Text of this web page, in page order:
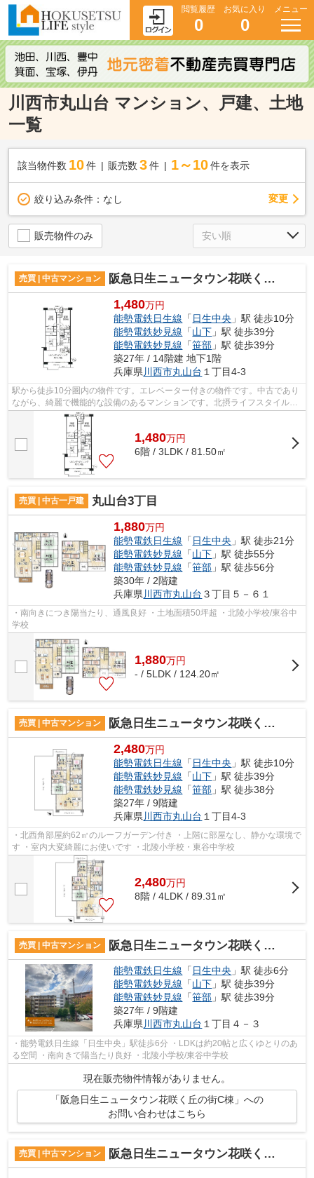
閲覧履歴
0
お気に入り
0
メニュー
川西市丸山台 マンション、戸建、土地
一覧
該当物件数 10件 販売数 3 件 1～10 件を表示
絞り込み条件： なし 変更
販売物件のみ
売買 | 中古マンション 阪急日生ニュータウン花咲く丘の街Ｂ棟
1,480万円
能勢電鉄日生線 「 日生中央 」駅 徒歩10分
能勢電鉄妙見線 「山下 」駅 徒歩39分
能勢電鉄妙見線 「笹部 」駅 徒歩39分
築27年 / 14階建 地下1階
兵庫県川西市丸山台 １丁目4-3
駅から徒歩10分圏内の物件です。エレベーター付きの物件です。中古であり
ながら、綺麗で機能的な設備のあるマンションです。北摂ライフスタイルは
信頼と実績を誇る不動産会社です。不...
1,480万円
6階 / 3LDK / 81.50㎡
売買 | 中古一戸建 丸山台3丁目
1,880万円
能勢電鉄日生線 「 日生中央 」駅 徒歩21分
能勢電鉄妙見線 「山下 」駅 徒歩55分
能勢電鉄妙見線 「笹部 」駅 徒歩56分
築30年 / 2階建
兵庫県 川西市丸山台 ３丁目５－６１
・南向きにつき陽当たり、通風良好 ・土地面積50坪超 ・北陵小学校/東谷中
学校
1,880万円
- / 5LDK / 124.20㎡
売買 | 中古マンション 阪急日生ニュータウン花咲く丘の街A棟
2,480万円
能勢電鉄日生線 「 日生中央 」駅 徒歩10分
能勢電鉄妙見線 「山下 」駅 徒歩39分
能勢電鉄妙見線 「笹部 」駅 徒歩38分
築27年 / 9階建
兵庫県 川西市丸山台 １丁目4-3
・北西角部屋約62㎡のルーフガーデン付き ・上階に部屋なし、静かな環境で
す ・室内大変綺麗にお使いです ・北陵小学校・東谷中学校
2,480万円
8階 / 4LDK / 89.31㎡
売買 | 中古マンション 阪急日生ニュータウン花咲く丘の街C棟
能勢電鉄日生線 「 日生中央 」駅 徒歩6分
能勢電鉄妙見線 「山下 」駅 徒歩39分
能勢電鉄妙見線 「笹部 」駅 徒歩39分
築27年 / 9階建
兵庫県 川西市丸山台 １丁目４－３
・能勢電鉄日生線「日生中央」駅徒歩6分 ・LDKは約20帖と広くゆとりのあ
る空間 ・南向きで陽当たり良好 ・北陵小学校/東谷中学校
現在販売物件情報がありません。
「阪急日生ニュータウン花咲く丘の街C棟」への
お問い合わせはこちら
売買 | 中古マンション 阪急日生ニュータウン花咲く丘の街B棟